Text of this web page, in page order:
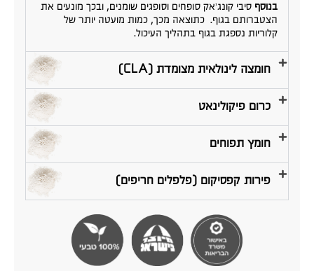
בנוסף סיבי קונג’אק סופחים וסופגים שומנים, ובכך מונעים את
הצטברותם בגוף. כתוצאה מכך, כמות מועטה יותר של
קלוריות נספגת בגוף בתהליך העיכול.
חומצה לינולאית מצומדת (CLA)
כרום פיקולינאט
חומץ תפוחים
פירות קפסיקום (פלפלים חריפים)